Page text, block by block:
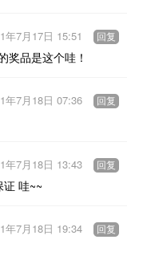
奖品是这个哇！
年7月17日 15:51 回复
年7月18日 07:36 回复
哇~~
年7月18日 13:43 回复
年7月18日 19:34 回复